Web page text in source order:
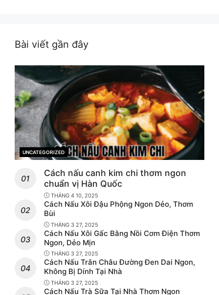
Bài viết gần đây
CATEGORIES
UNCATEGORIZED
Cách nấu canh kim chi thơm ngon
chuẩn vị Hàn Quốc
THÁNG 4 10, 2025
Cách Nấu Xôi Đậu Phộng Ngon Dẻo, Thơm
Bùi
THÁNG 3 27, 2025
Cách Nấu Xôi Gấc Bằng Nồi Cơm Điện Thơm
Ngon, Dẻo Mịn
THÁNG 3 27, 2025
Cách Nấu Trân Châu Đường Đen Dai Ngon,
Không Bị Dính Tại Nhà
THÁNG 3 27, 2025
Cách Nấu Trà Sữa Tại Nhà Thơm Ngon